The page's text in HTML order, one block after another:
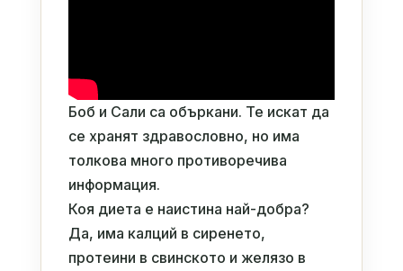
Боб и Сали са объркани. Те искат да
се хранят здравословно, но има
толкова много противоречива
информация.
Коя диета е наистина най-добра?
Да, има калций в сиренето,
протеини в свинското и желязо в